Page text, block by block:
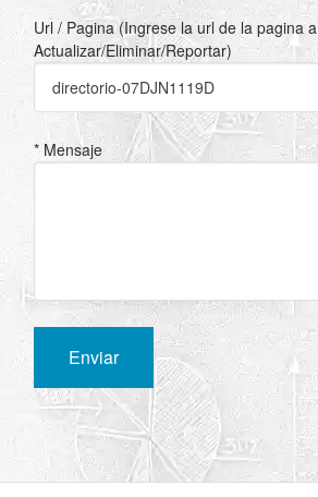
Url / Pagina (Ingrese la url de la pagina a
Actualizar/Eliminar/Reportar)
* Mensaje
Enviar